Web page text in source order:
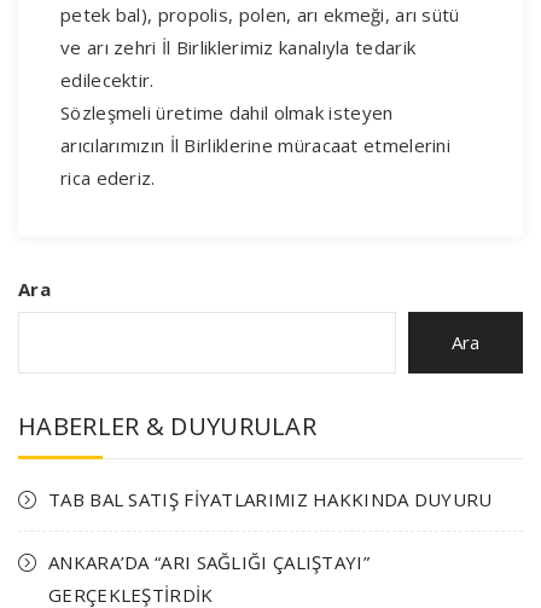
petek bal), propolis, polen, arı ekmeği, arı sütü
ve arı zehri İl Birliklerimiz kanalıyla tedarik
edilecektir.
Sözleşmeli üretime dahil olmak isteyen
arıcılarımızın İl Birliklerine müracaat etmelerini
rica ederiz.
Ara
Ara
HABERLER & DUYURULAR
TAB BAL SATIŞ FİYATLARIMIZ HAKKINDA DUYURU
ANKARA’DA “ARI SAĞLIĞI ÇALIŞTAYI”
GERÇEKLEŞTİRDİK